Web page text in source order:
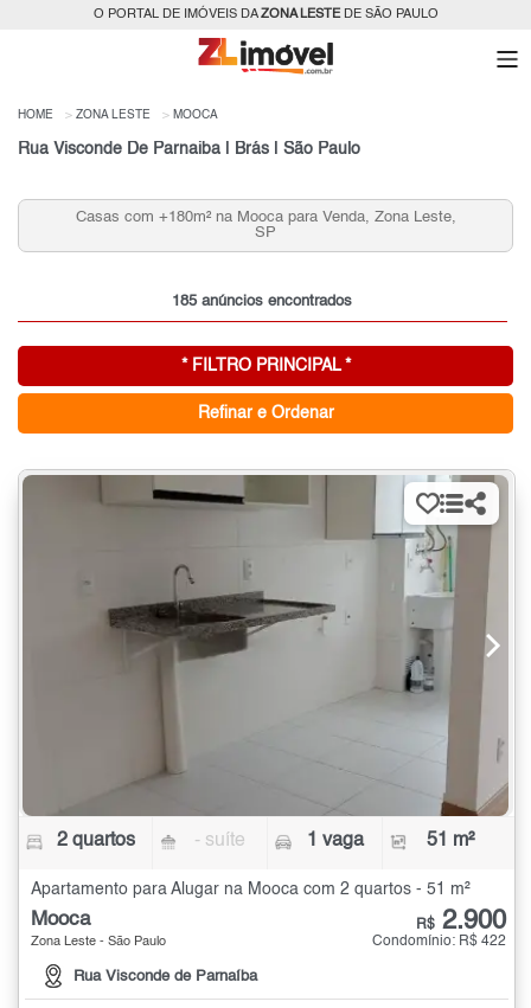
O PORTAL DE IMÓVEIS DAZONA LESTEDE SÃO PAULO
HOME ZONA LESTE MOOCA
Rua Visconde De Parnaiba | Brás | São Paulo
Casas com +180m² na Mooca para Venda, Zona Leste,
SP
185 anúncios encontrados
* FILTRO PRINCIPAL *
Refinar e Ordenar
2 quartos - suíte 1 vaga 51 m²
Apartamento para Alugar na Mooca com 2 quartos - 51 m²
Mooca
Zona Leste - São Paulo
Rua Visconde de Parnaíba
R$ 2.900
Condomínio: R$ 422